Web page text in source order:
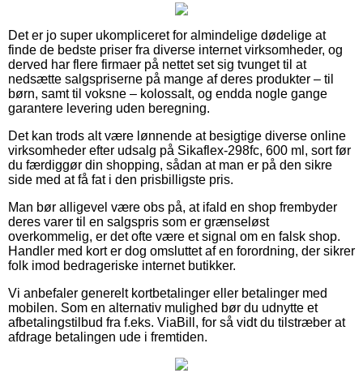
Det er jo super ukompliceret for almindelige dødelige at
finde de bedste priser fra diverse internet virksomheder, og
derved har flere firmaer på nettet set sig tvunget til at
nedsætte salgspriserne på mange af deres produkter – til
børn, samt til voksne – kolossalt, og endda nogle gange
garantere levering uden beregning.
Det kan trods alt være lønnende at besigtige diverse online
virksomheder efter udsalg på Sikaflex-298fc, 600 ml, sort før
du færdiggør din shopping, sådan at man er på den sikre
side med at få fat i den prisbilligste pris.
Man bør alligevel være obs på, at ifald en shop frembyder
deres varer til en salgspris som er grænseløst
overkommelig, er det ofte være et signal om en falsk shop.
Handler med kort er dog omsluttet af en forordning, der sikrer
folk imod bedrageriske internet butikker.
Vi anbefaler generelt kortbetalinger eller betalinger med
mobilen. Som en alternativ mulighed bør du udnytte et
afbetalingstilbud fra f.eks. ViaBill, for så vidt du tilstræber at
afdrage betalingen ude i fremtiden.